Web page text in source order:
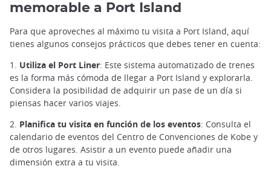
memorable a Port Island
Para que aproveches al máximo tu visita a Port Island, aquí
tienes algunos consejos prácticos que debes tener en cuenta:
1. Utiliza el Port Liner: Este sistema automatizado de trenes
es la forma más cómoda de llegar a Port Island y explorarla.
Considera la posibilidad de adquirir un pase de un día si
piensas hacer varios viajes.
2. Planifica tu visita en función de los eventos: Consulta el
calendario de eventos del Centro de Convenciones de Kobe y
de otros lugares. Asistir a un evento puede añadir una
dimensión extra a tu visita.